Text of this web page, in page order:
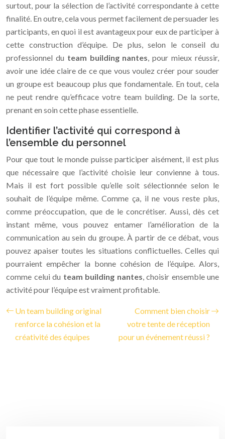
surtout, pour la sélection de l’activité correspondante à cette
finalité. En outre, cela vous permet facilement de persuader les
participants, en quoi il est avantageux pour eux de participer à
cette construction d’équipe. De plus, selon le conseil du
professionnel du team building nantes, pour mieux réussir,
avoir une idée claire de ce que vous voulez créer pour souder
un groupe est beaucoup plus que fondamentale. En tout, cela
ne peut rendre qu’efficace votre team building. De la sorte,
prenant en soin cette phase essentielle.
Identifier l’activité qui correspond à
l’ensemble du personnel
Pour que tout le monde puisse participer aisément, il est plus
que nécessaire que l’activité choisie leur convienne à tous.
Mais il est fort possible qu’elle soit sélectionnée selon le
souhait de l’équipe même. Comme ça, il ne vous reste plus,
comme préoccupation, que de le concrétiser. Aussi, dès cet
instant même, vous pouvez entamer l’amélioration de la
communication au sein du groupe. À partir de ce débat, vous
pouvez apaiser toutes les situations conflictuelles. Celles qui
pourraient empêcher la bonne cohésion de l’équipe. Alors,
comme celui du team building nantes, choisir ensemble une
activité pour l’équipe est vraiment profitable.
Un team building original
renforce la cohésion et la
créativité des équipes
Comment bien choisir
votre tente de réception
pour un événement réussi ?